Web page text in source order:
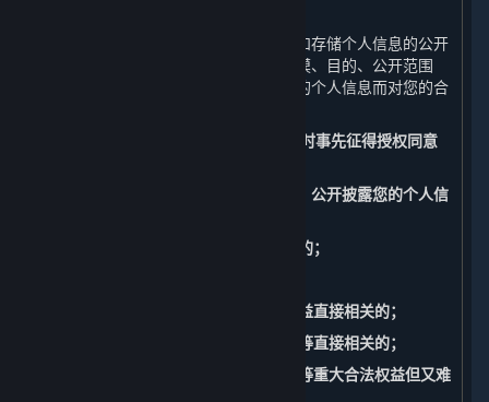
如公开您的个人信息，我们将准确记录和存储个人信息的公开
披露的情况，包括公开披露的日期、规模、目的、公开范围
等。此外，我们还将承担因公开披露您的个人信息而对您的合
（四） 共享、转让、公开披露个人信息时事先征得授权同意
请注意，以下情形中，我们共享、转让、公开披露您的个人信
1. 与我们履行法律法规规定的义务相关的；
3. 与公共安全、公共卫生、重大公共利益直接相关的；
4. 与刑事侦查、起诉、审判和判决执行等直接相关的；
5. 出于维护您或其他个人的生命、财产等重大合法权益但又难